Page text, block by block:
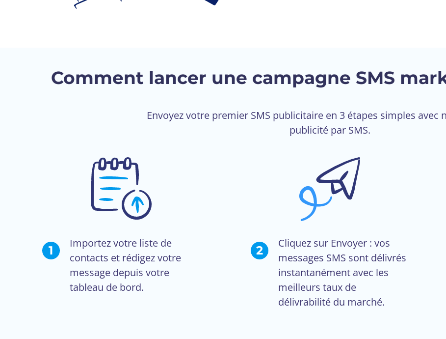
Comment lancer une campagne SMS
Envoyez votre premier SMS publicitaire en 3 étapes simples avec
publicité par SMS.
1
Importez votre liste de
contacts et rédigez votre
message depuis votre
tableau de bord.
2
Cliquez sur Envoyer : vos
messages SMS sont délivrés
instantanément avec les
meilleurs taux de
délivrabilité du marché.